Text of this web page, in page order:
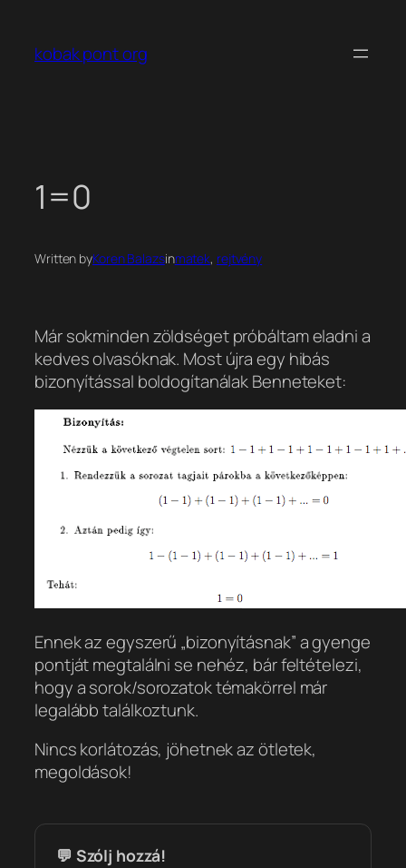
tartalomhoz
kobak pont org
1=0
Written byKoren Balazsinmatek, rejtvény
Már sokminden zöldséget próbáltam eladni a
kedves olvasóknak. Most újra egy hibás
bizonyítással boldogítanálak Benneteket:
Ennek az egyszerű „bizonyításnak” a gyenge
pontját megtalálni se nehéz, bár feltételezi,
hogy a sorok/sorozatok témakörrel már
legalább találkoztunk.
Nincs korlátozás, jöhetnek az ötletek,
megoldások!
💬 Szólj hozzá!